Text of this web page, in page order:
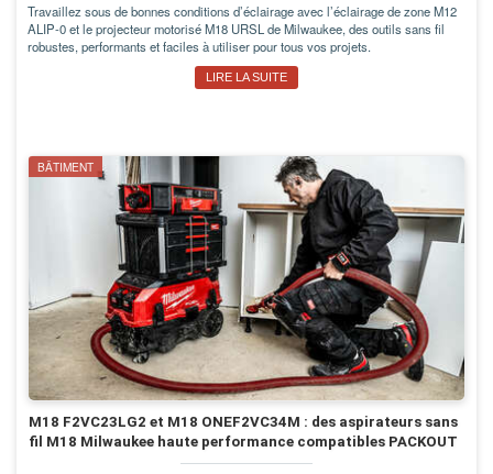
Travaillez sous de bonnes conditions d’éclairage avec l’éclairage de zone M12
ALIP-0 et le projecteur motorisé M18 URSL de Milwaukee, des outils sans fil
robustes, performants et faciles à utiliser pour tous vos projets.
LIRE LA SUITE
BÂTIMENT
M18 F2VC23LG2 et M18 ONEF2VC34M : des aspirateurs sans
fil M18 Milwaukee haute performance compatibles PACKOUT